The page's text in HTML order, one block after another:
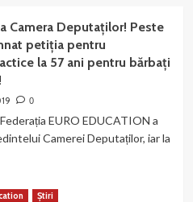
Camera Deputaților! Peste
petiția pentru
la 57 ani pentru bărbați
0
EURO EDUCATION a
Camerei Deputaților, iar la
Știri